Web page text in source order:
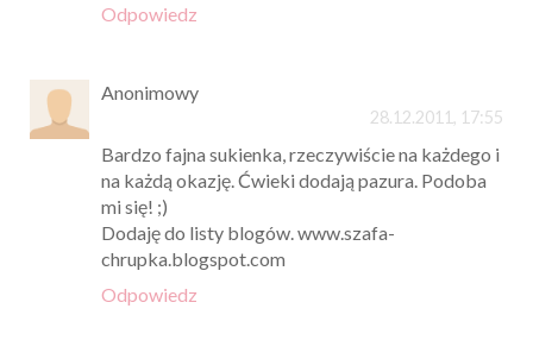
Odpowiedz
Anonimowy
28.12.2011, 17:55
Bardzo fajna sukienka, rzeczywiście na każdego i
na każdą okazję. Ćwieki dodają pazura. Podoba
mi się! ;)
Dodaję do listy blogów. www.szafa-
chrupka.blogspot.com
Odpowiedz